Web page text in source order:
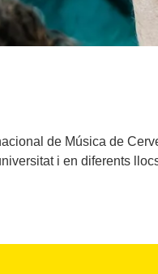
de Música de
i en diferents